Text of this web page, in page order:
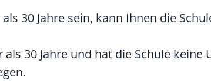
30 Jahre sein, kann Ihnen die
30 Jahre und hat die Schule